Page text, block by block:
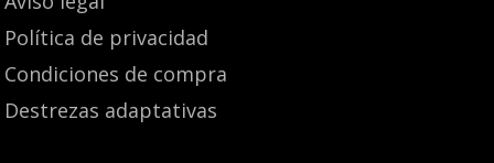
Política de privacidad
Condiciones de compra
Destrezas adaptativas